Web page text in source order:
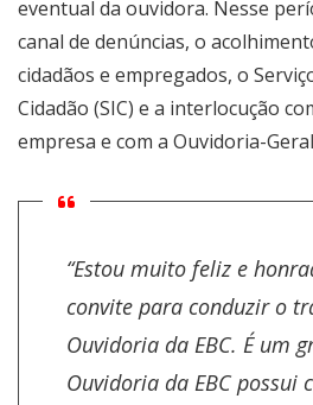
eventual da ouvidora. Nesse
canal de denúncias, o
cidadãos e empregados, o
Cidadão (SIC) e a interlocução
empresa e com a Ouvidoria-
“Estou muito feliz e
convite para conduzir o
Ouvidoria da EBC. É um
Ouvidoria da EBC possui